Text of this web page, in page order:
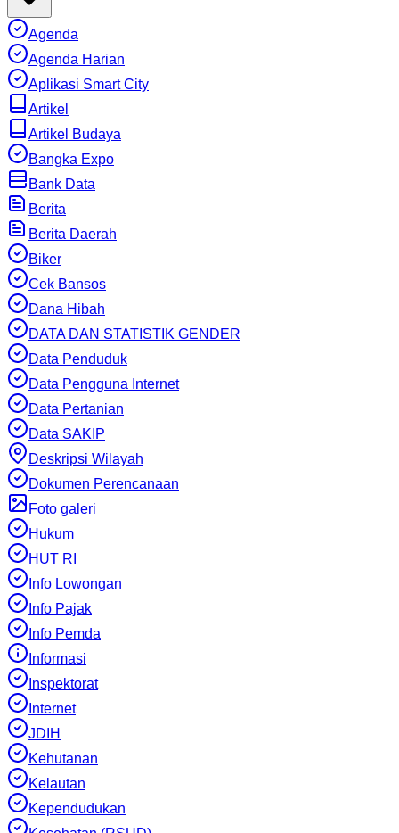
Agenda
Agenda Harian
Aplikasi Smart City
Artikel
Artikel Budaya
Bangka Expo
Bank Data
Berita
Berita Daerah
Biker
Cek Bansos
Dana Hibah
DATA DAN STATISTIK GENDER
Data Penduduk
Data Pengguna Internet
Data Pertanian
Data SAKIP
Deskripsi Wilayah
Dokumen Perencanaan
Foto galeri
Hukum
HUT RI
Info Lowongan
Info Pajak
Info Pemda
Informasi
Inspektorat
Internet
JDIH
Kehutanan
Kelautan
Kependudukan